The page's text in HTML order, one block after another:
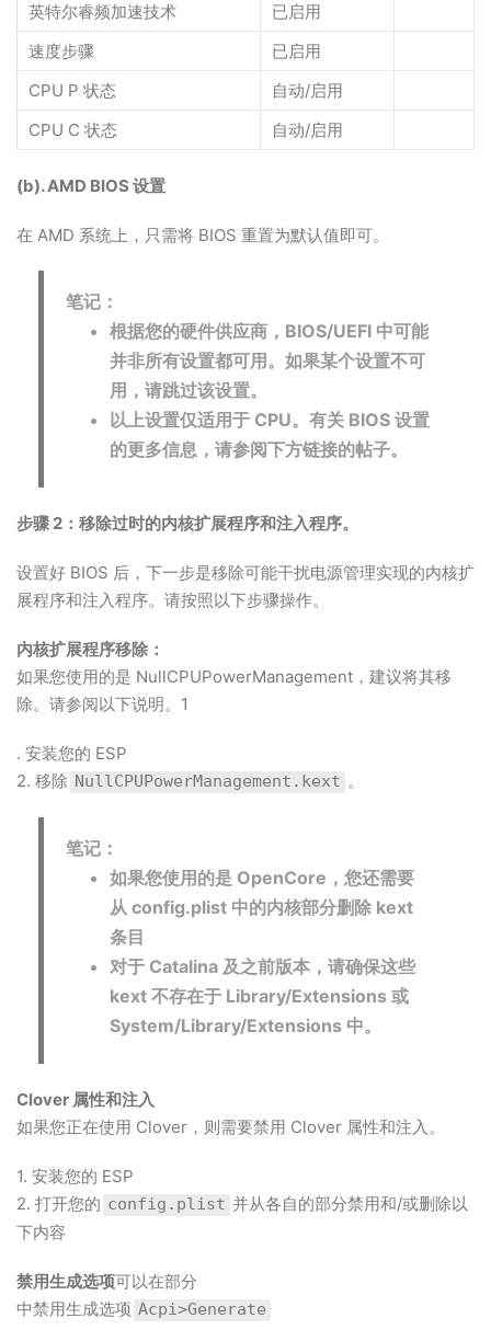
英特尔睿频加速技术
已启用
速度步骤
已启用
CPU P 状态
自动/启用
CPU C 状态
自动/启用
(b). AMD BIOS 设置
在 AMD 系统上，只需将 BIOS 重置为默认值即可。
笔记：
根据您的硬件供应商，BIOS/UEFI 中可能
并非所有设置都可用。如果某个设置不可
用，请跳过该设置。
以上设置仅适用于 CPU。有关 BIOS 设置
的更多信息，请参阅下方链接的帖子。
步骤 2：移除过时的内核扩展程序和注入程序。
设置好 BIOS 后，下一步是移除可能干扰电源管理实现的内核扩
展程序和注入程序。请按照以下步骤操作。
内核扩展程序移除：
如果您使用的是 NullCPUPowerManagement，建议将其移
除。请参阅以下说明。1
. 安装您的 ESP
2. 移除 NullCPUPowerManagement.kext 。
笔记：
如果您使用的是 OpenCore，您还需要
从 config.plist 中的内核部分删除 kext
条目
对于 Catalina 及之前版本，请确保这些
kext 不存在于 Library/Extensions 或
System/Library/Extensions 中。
Clover 属性和注入
如果您正在使用 Clover，则需要禁用 Clover 属性和注入。
1. 安装您的 ESP
2. 打开您的 config.plist 并从各自的部分禁用和/或删除以
下内容
禁用生成选项可以在部分
中禁用生成选项 Acpi>Generate